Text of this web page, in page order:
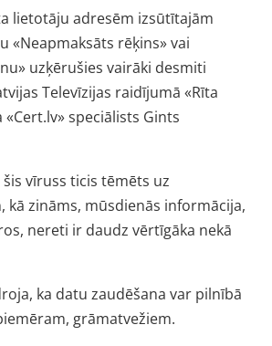
lietotāju adresēm izsūtītajām
«Neapmaksāts rēķins» vai
uzķērušies vairāki desmiti
Televīzijas raidījumā «Rīta
«Cert.lv» speciālists Gints
vīruss ticis tēmēts uz
kā zināms, mūsdienās informācija,
nereti ir daudz vērtīgāka nekā
ka datu zaudēšana var pilnībā
grāmatvežiem.